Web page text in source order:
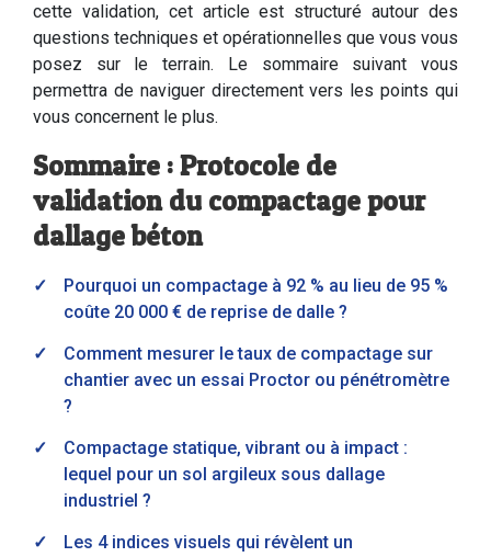
cette validation, cet article est structuré autour des
questions techniques et opérationnelles que vous vous
posez sur le terrain. Le sommaire suivant vous
permettra de naviguer directement vers les points qui
vous concernent le plus.
Sommaire : Protocole de
validation du compactage pour
dallage béton
Pourquoi un compactage à 92 % au lieu de 95 %
coûte 20 000 € de reprise de dalle ?
Comment mesurer le taux de compactage sur
chantier avec un essai Proctor ou pénétromètre
?
Compactage statique, vibrant ou à impact :
lequel pour un sol argileux sous dallage
industriel ?
Les 4 indices visuels qui révèlent un